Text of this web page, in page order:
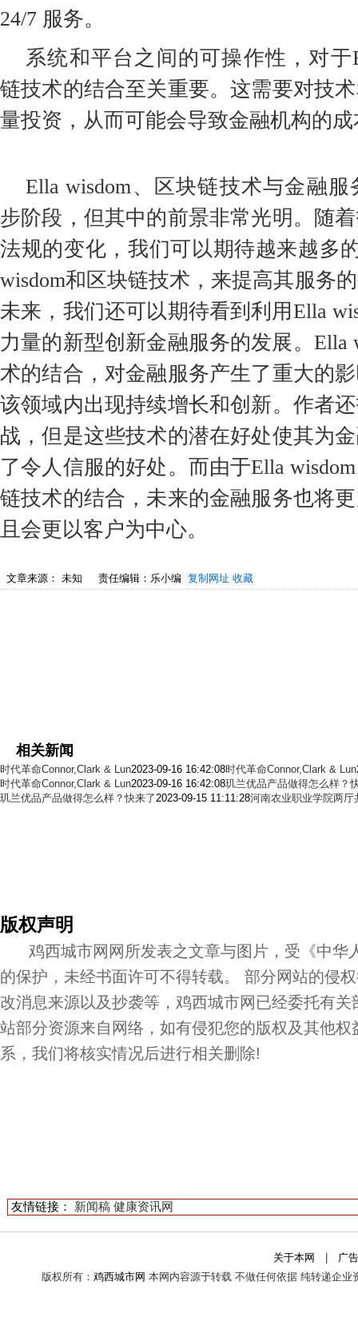
24/7 服务。
系统和平台之间的可操作性，对于
链技术的结合至关重要。这需要对技
量投资，从而可能会导致金融机构的
Ella wisdom、区块链技术与金融
步阶段，但其中的前景非常光明。随
法规的变化，我们可以期待越来越多
wisdom和区块链技术，来提高其服务
未来，我们还可以期待看到利用Ella
力量的新型创新金融服务的发展。Ella
术的结合，对金融服务产生了重大的
该领域内出现持续增长和创新。作者
战，但是这些技术的潜在好处使其为
了令人信服的好处。而由于Ella
链技术的结合，未来的金融服务也将
且会更以客户为中心。
文章来源： 未知 责任编辑：乐小编 复制网址 收藏
相关新闻
时代革命Connor,Clark & Lun2023-09-16 16:42:08时代革命Connor,Clark & Lun
时代革命Connor,Clark & Lun2023-09-16 16:42:08玑兰优品产品做得怎么样？
玑兰优品产品做得怎么样？快来了2023-09-15 11:11:28河南农业职业学院两厅
版权声明
鸡西城市网网所发表之文章与图片，受《中华
的保护，未经书面许可不得转载。 部分网站的侵
改消息来源以及抄袭等，鸡西城市网已经委托有
站部分资源来自网络，如有侵犯您的版权及其他权
系，我们将核实情况后进行相关删除!
友情链接： 新闻稿 健康资讯网
关于本网
广
版权所有： 鸡西城市网 本网内容源于转载 不做任何依据 纯转递企